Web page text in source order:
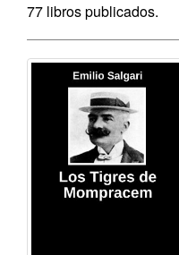
77 libros publicados.